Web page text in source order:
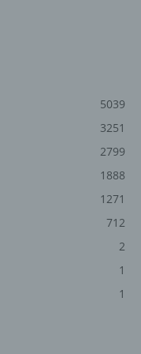
5039
3251
2799
1888
1271
712
2
1
1
sich auf der
Verantwortlichen
Daten zu
übermittelt
Eingabemaske,
Die von der
Verwendung
und für
beispielsweise
der die